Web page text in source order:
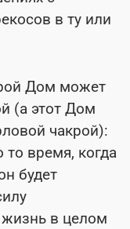
в ту или
Дом может
(а этот Дом
чакрой):
то время, когда
будет
жизнь в целом